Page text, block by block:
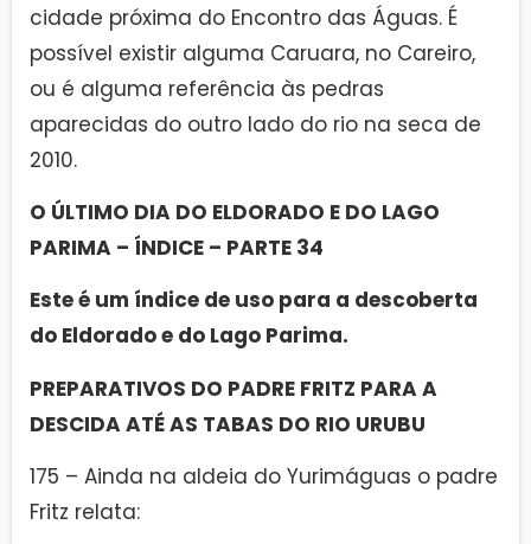
cidade próxima do Encontro das Águas. É
possível existir alguma Caruara, no Careiro,
ou é alguma referência às pedras
aparecidas do outro lado do rio na seca de
2010.
O ÚLTIMO DIA DO ELDORADO E DO LAGO
PARIMA – ÍNDICE – PARTE 34
Este é um índice de uso para a descoberta
do Eldorado e do Lago Parima.
PREPARATIVOS DO PADRE FRITZ PARA A
DESCIDA ATÉ AS TABAS DO RIO URUBU
175 – Ainda na aldeia do Yurimáguas o padre
Fritz relata: